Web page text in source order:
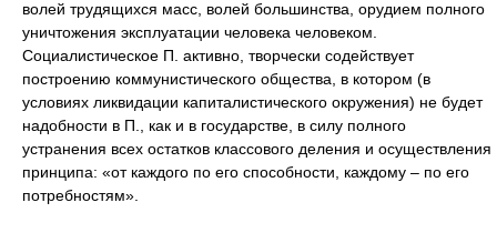
волей трудящихся масс, волей большинства, орудием полного
уничтожения эксплуатации человека человеком.
Социалистическое П. активно, творчески содействует
построению коммунистического общества, в котором (в
условиях ликвидации капиталистического окружения) не будет
надобности в П., как и в государстве, в силу полного
устранения всех остатков классового деления и осуществления
принципа: «от каждого по его способности, каждому – по его
потребностям».